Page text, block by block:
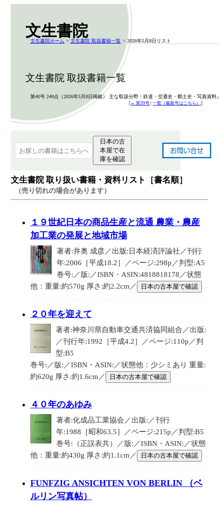
文生書院
文生書院 取扱書籍一覧
文生書院ホーム > 文生書院 取扱書籍一覧 > 2026年5月8日リスト
第40号 240点（2026年5月8日掲載） 主な取扱分野：鉄道・交通史・郷土史・写真資料
[ ← 第39号 |一覧（最新号はこちら）]
日本の古
本屋で在
庫を確認
文生書院 取り扱い書籍・資料リスト［書名順］
（売り切れの場合があります）
１９世紀日本の商品生産と流通 農業・農産
加工業の発展と地域市場
著者:井奥 成彦／出版:日本経済評論社／刊行
年:2006［平成18.2］／ページ:298p／判型:A5
巻号:／版:／ISBN・ASIN:4818818178／状態
他：重量:約570g 厚さ:約2.2cm／
日本の古本屋で確認
２０年を迎えて
著者:神奈川県自動車交通共済協同組合／出版:
／刊行年:1992［平成4.2］／ページ:110p／判
型:B5
巻号:／版:／ISBN・ASIN:／状態他：少シミあり 重量:
約620g 厚さ:約1.6cm／
日本の古本屋で確認
４０年のあゆみ
著者:化成品工業協会／出版:／刊行
年:1988［昭和63.5］／ページ:215p／判型:B5
巻号:（正誤表共）／版:／ISBN・ASIN:／状態
他：重量:約430g 厚さ:約1.1cm／
日本の古本屋で確認
FUNFZIG ANSICHTEN VON BERLIN （ベ
ルリン写真帖）